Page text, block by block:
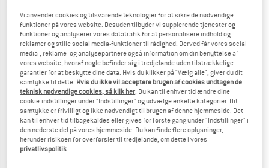
BOREAL
Crux
Klatresko
144,95 €fra 123,21 €
4,7(12)
BOREAL
Ninja
Klatresko
119,95 €83,97 €
4,3(6)
Vi anvender cookies og tilsvarende teknologier for at sikre de nødvendige
funktioner på vores website. Desuden tilbyder vi supplerende tjenester og
funktioner og analyserer vores datatrafik for at personalisere indhold og
reklamer og stille social media-funktioner til rådighed. Derved får vores social
media-, reklame- og analysepartnere også information om din benyttelse af
vores website, hvoraf nogle befinder sig i tredjelande uden tilstrækkelige
garantier for at beskytte dine data. Hvis du klikker på "Vælg alle", giver du dit
samtykke til dette. Hvis du ikke vil acceptere brugen af cookies undtagen de
teknisk nødvendige cookies, så klik her. Du kan til enhver tid ændre dine
cookie-indstillinger under "Indstillinger" og udvælge enkelte kategorier. Dit
samtykke er frivilligt og ikke nødvendigt til brugen af denne hjemmeside. Det
kan til enhver tid tilbagekaldes eller gives for første gang under "Indstillinger" i
den nederste del på vores hjemmeside. Du kan finde flere oplysninger,
herunder risikoen for overførsler til tredjelande, om dette i vores
privatlivspolitik.